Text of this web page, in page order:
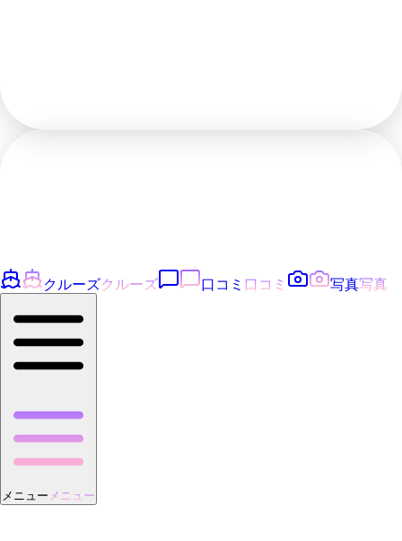
クルーズクルーズ 口コミ 口コミ 写真写真
メニュー メニュー